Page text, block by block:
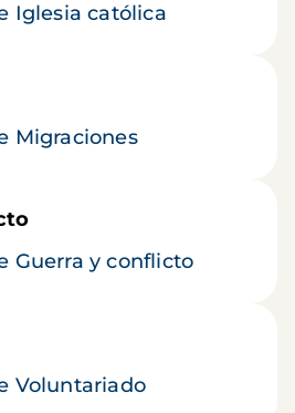
Iglesia católica
Migraciones
Guerra y conflicto
Voluntariado